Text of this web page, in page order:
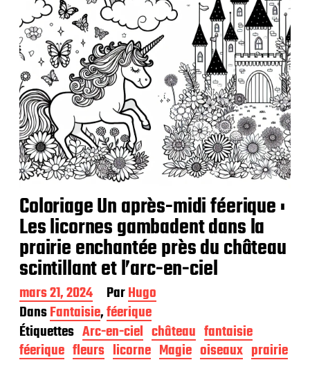
i
o
n
Coloriage Un après-midi féerique :
Les licornes gambadent dans la
prairie enchantée près du château
scintillant et l’arc-en-ciel
D
a
t
e
d
e
mars 21, 2024 ParHugo
DansFantaisie,féerique
Étiquettes Arc-en-ciel château fantaisie
féerique fleurs licorne Magie oiseaux prairie